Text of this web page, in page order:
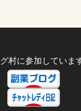
村に参加していま